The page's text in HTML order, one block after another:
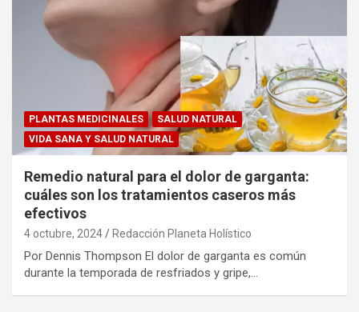
PLANTAS MEDICINALES
SALUD NATURAL
VIDA SANA Y SALUD NATURAL
Remedio natural para el dolor de garganta:
cuáles son los tratamientos caseros más
efectivos
4 octubre, 2024 Redacción Planeta Holístico
Por Dennis Thompson El dolor de garganta es común
durante la temporada de resfriados y gripe,…